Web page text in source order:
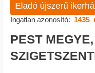
Eladó újszerű
Ingatlan azonosító:
PEST MEGYE,